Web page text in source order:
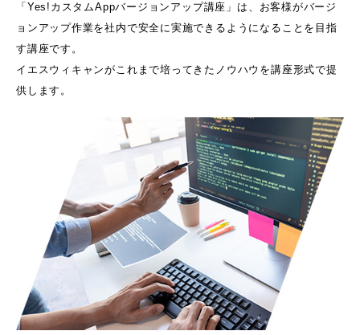
「Yes!カスタムAppバージョンアップ講座」は、お客様がバージ
ョンアップ作業を社内で安全に実施できるようになることを目指
す講座です。
イエスウィキャンがこれまで培ってきたノウハウを講座形式で提
供します。